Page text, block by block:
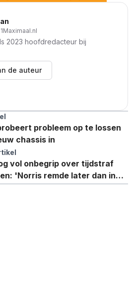
2023 hoofdredacteur bij
de auteur
probleem op te lossen
chassis in
vol onbegrip over tijdstraf
'Norris remde later dan in
ronde'